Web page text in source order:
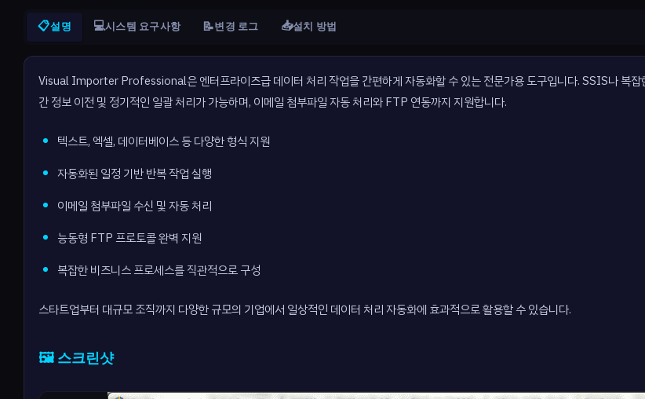
📋설명 💻시스템 요구사항 📝변경 로그 📥설치 방법
Visual Importer Professional은 엔터프라이즈급 데이터 처리 작업을 간편하게 자동화할 수 있는 전문가용 도구입니다. SSIS나 복잡
간 정보 이전 및 정기적인 일괄 처리가 가능하며, 이메일 첨부파일 자동 처리와 FTP 연동까지 지원합니다.
텍스트, 엑셀, 데이터베이스 등 다양한 형식 지원
자동화된 일정 기반 반복 작업 실행
이메일 첨부파일 수신 및 자동 처리
능동형 FTP 프로토콜 완벽 지원
복잡한 비즈니스 프로세스를 직관적으로 구성
스타트업부터 대규모 조직까지 다양한 규모의 기업에서 일상적인 데이터 처리 자동화에 효과적으로 활용할 수 있습니다.
🖼️ 스크린샷